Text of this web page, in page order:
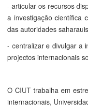
- articular os recursos
a investigação científica
das autoridades
- centralizar e divulgar a
projectos internacionais
O CIUT trabalha em
internacionais,